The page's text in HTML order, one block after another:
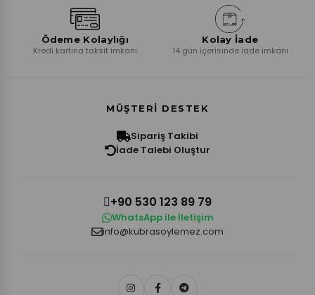
Ödeme Kolaylığı
Kredi kartına taksit imkanı
Kolay İade
14 gün içerisinde iade imkanı
MÜŞTERI DESTEK
Sipariş Takibi
İade Talebi Oluştur
+90 530 123 89 79
WhatsApp ile İletişim
info@kubrasoylemez.com